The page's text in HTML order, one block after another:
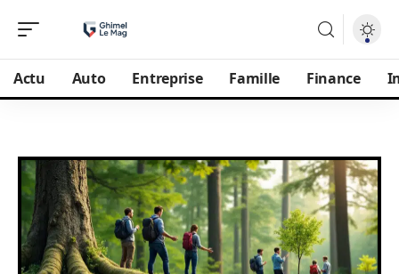
Actu Auto Entreprise Famille Finance